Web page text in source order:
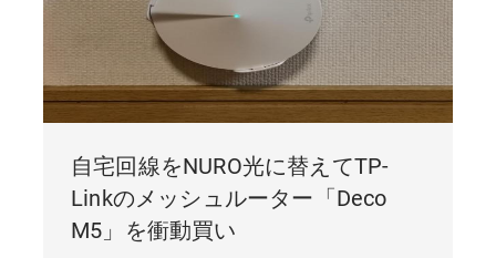
自宅回線をNURO光に替えてTP-
Linkのメッシュルーター「Deco
M5」を衝動買い